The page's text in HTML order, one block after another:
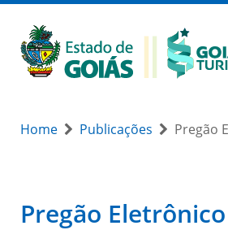
Home Publicações Pregão
Pregão